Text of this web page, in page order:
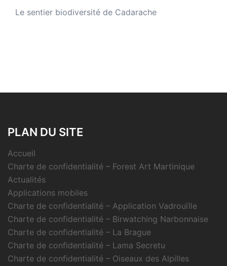
Le sentier biodiversité de Cadarache
PLAN DU SITE
Accueil
Charte de confidentialité – Forest Art Martinique
Actualités
Applications mobiles
Charte de confidentialité – Application Vadrouïlle
Charte de confidentialité – Birwatching Narbonnaise
Charte de confidentialité – La Brague
Charte de confidentialité – Lama Secretu
Charte de confidentialité – Oiseaux des Alpilles